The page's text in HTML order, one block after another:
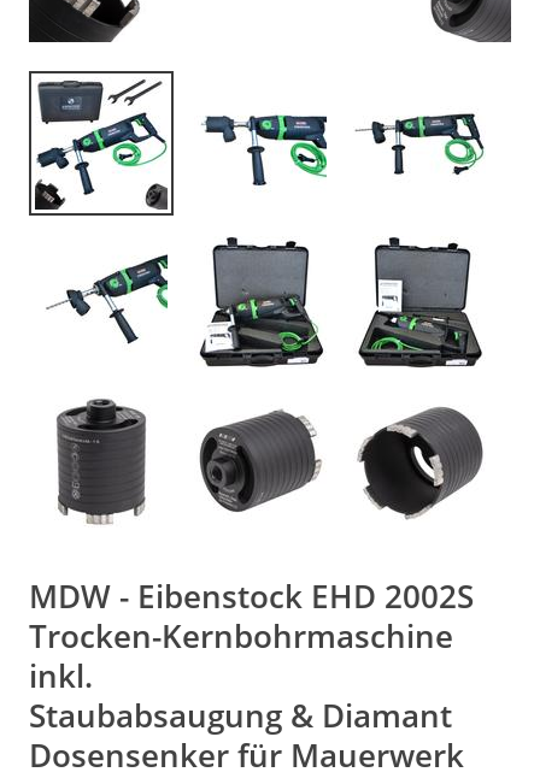
MDW - Eibenstock EHD 2002S
Trocken-Kernbohrmaschine
inkl.
Staubabsaugung & Diamant
Dosensenker für Mauerwerk